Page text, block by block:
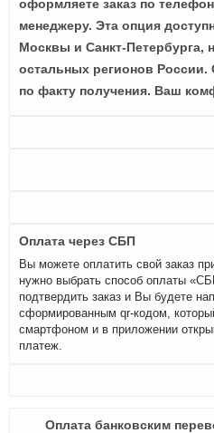
оформляете заказ по
менеджеру. Эта опция
Москвы и Санкт-Петербурга,
остальных регионов России.
по факту получения. Ваш
Оплата через СБП
Вы можете оплатить свой заказ
нужно выбрать способ оплаты
подтвердить заказ и Вы будете
сформированным qr-кодом,
смартфоном и в приложении
платеж.
Оплата банковским